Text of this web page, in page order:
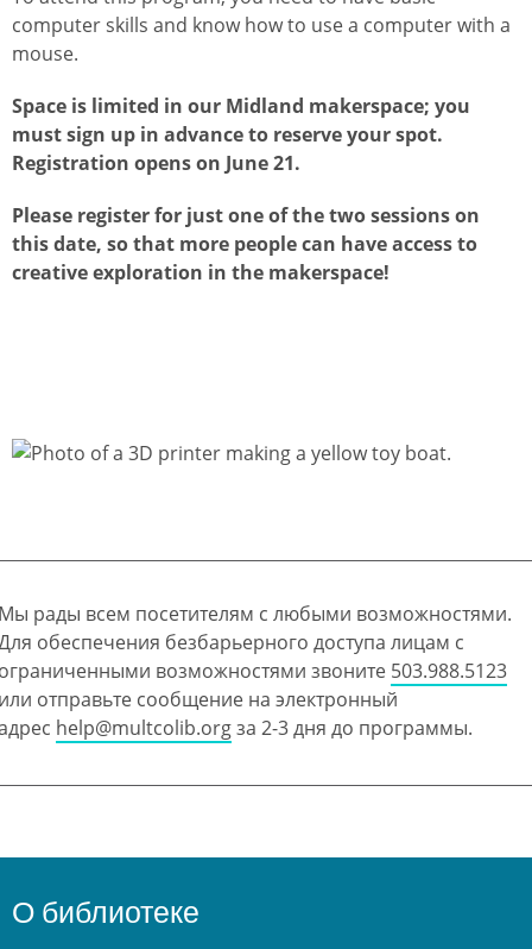
computer skills and know how to use a computer with a
mouse.
Space is limited in our Midland makerspace; you
must sign up in advance to reserve your spot.
Registration opens on June 21.
Please register for just one of the two sessions on
this date, so that more people can have access to
creative exploration in the makerspace!
рады всем посетителям с любыми возможностями.
обеспечения безбарьерного доступа лицам с
возможностями звоните 503.988.5123
отправьте сообщение на электронный
help@multcolib.orgза 2-3 дня до программы.
О библиотеке